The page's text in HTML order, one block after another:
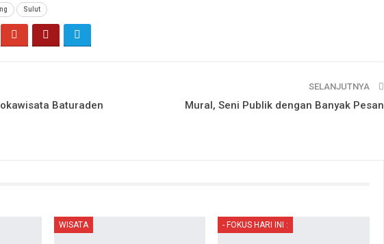
Sulut
Baturaden
SELANJUTNYA
Mural, Seni Publik dengan Banyak Pesan
WISATA - FOKUS HARI INI :